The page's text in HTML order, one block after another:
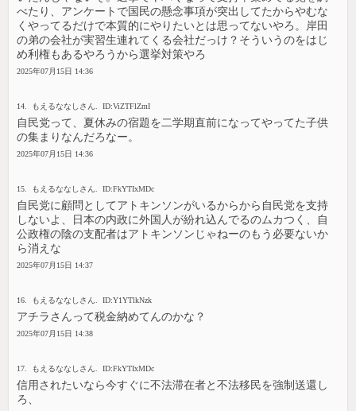
べたり、アンケートで国民の懸念事項が突出してたからやむな
くやってるだけで本質的にやりたいとは思ってないやろ。岸田
の弟の会社が実習生連れてくる会社だっけ？そういうのをはじ
め利権もあるやろうから選挙対策やろ
2025年07月15日 14:36
14. もえるななしさん. ID:ViZTFlZmI
自民党って、夏休みの宿題を二学期直前になってやってた子供
の集まりなんだろなー。
2025年07月15日 14:36
15. もえるななしさん. ID:FkYTIxMDc
自民党に顧問としてアトキンソンがいるからから自民党を支持
しないよ、日本の内政に外国人が紛れ込んでるのムカつく、自
公政権の陰の支配者はアトキンソンじゃねーのもう必要ないか
ら消えな
2025年07月15日 14:37
16. もえるななしさん. ID:Y1YTlkNzk
アチラさんって税金納めてんのかな？
2025年07月15日 14:38
17. もえるななしさん. ID:FkYTIxMDc
信用されたいなら今すぐに不法滞在者と不法移民を強制送還し
ろ、